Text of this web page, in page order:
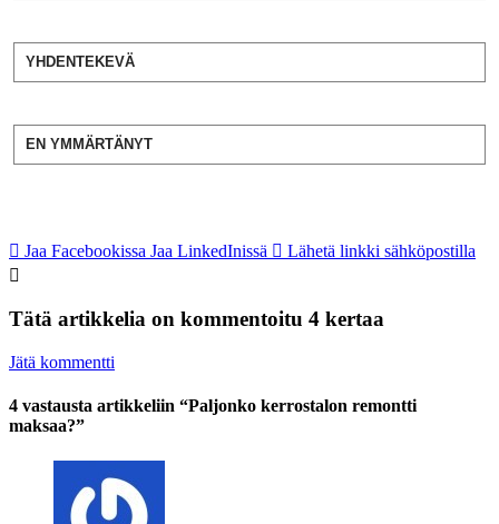
YHDENTEKEVÄ
EN YMMÄRTÄNYT
Jaa Facebookissa Jaa LinkedInissä Lähetä linkki sähköpostilla
Tätä artikkelia on kommentoitu 4 kertaa
Jätä kommentti
4 vastausta artikkeliin “Paljonko kerrostalon remontti
maksaa?”